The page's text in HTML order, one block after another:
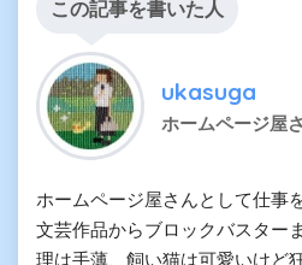
この記事を書いた人
ukasuga
ホームページ屋
ホームページ屋さんとして仕事
文芸作品からブロックバスター
理は手薄、飼い猫は可愛いけど